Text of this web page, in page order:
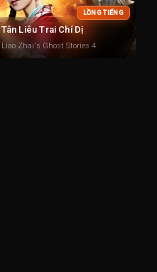
LỒNG TIẾNG
Tân Liêu Trai Chí Dị
Liao Zhai's Ghost Stories 4